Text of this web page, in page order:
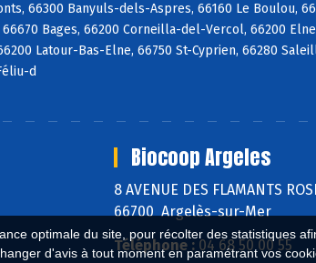
optimale du site, pour récolter des statistiques
d'avis à tout moment en paramétrant vos
66300 Banyuls-dels-Aspres, 66160 Le Boulou,
Bages, 66200 Corneilla-del-Vercol, 66200
Latour-Bas-Elne, 66750 St-Cyprien, 66280
d
Biocoop Argeles
8 AVENUE DES FLAMANTS
66700 Argelès-sur-Mer
Téléphone :04 68 50 00 55